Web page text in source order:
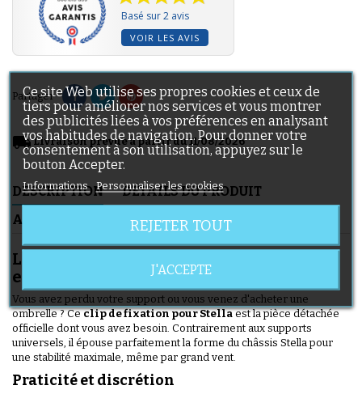
Basé sur 2 avis
VOIR LES AVIS
Partager
local_shippingLivraison prévue à partir du 11/08/2026
DESCRIPTION
DÉTAILS DU PRODUIT
AVIS CLIENTS
LIVRAISON
Le clip indispensable pour les journées
ensoleillées avec votre Stella
Vous avez perdu votre support ou vous venez d'acheter une
ombrelle ? Ceclip de fixation pour Stellaest la pièce détachée
officielle dont vous avez besoin. Contrairement aux supports
universels, il épouse parfaitement la forme du châssis Stella pour
une stabilité maximale, même par grand vent.
Praticité et discrétion
Ce site Web utilise ses propres cookies et ceux de
tiers pour améliorer nos services et vous montrer
des publicités liées à vos préférences en analysant
vos habitudes de navigation. Pour donner votre
consentement à son utilisation, appuyez sur le
bouton Accepter.
Informations Personnaliser les cookies
REJETER TOUT
J'ACCEPTE